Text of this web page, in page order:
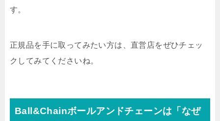
す。
正規品を手に取ってみたい方は、直営店をぜひチェッ
クしてみてくださいね。
Ball&Chainボールアンドチェーンは「なぜ